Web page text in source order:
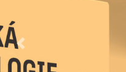
Předchozí